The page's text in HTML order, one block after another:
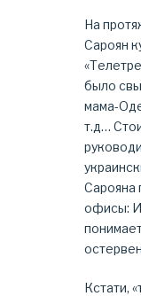
На
Сароян
было
мама-
т.д…
Сарояна
офисы:
Кстати,